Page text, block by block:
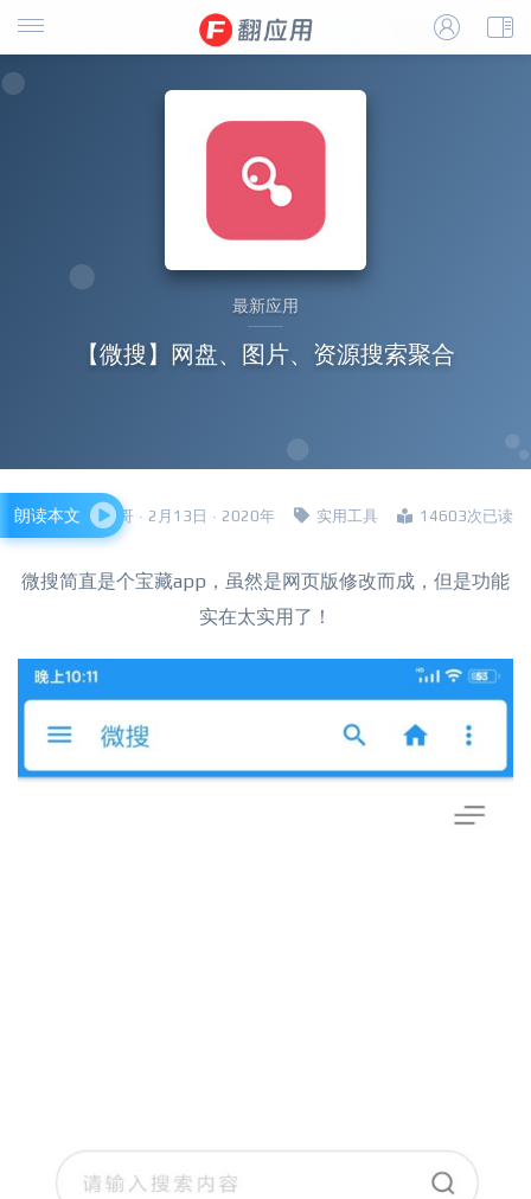
最新应用
【微搜】网盘、图片、资源搜索聚合
四哥 · 2月13日 · 2020年 实用工具 14603次已读
朗读本文
微搜简直是个宝藏app，虽然是网页版修改而成，但是功能
实在太实用了！